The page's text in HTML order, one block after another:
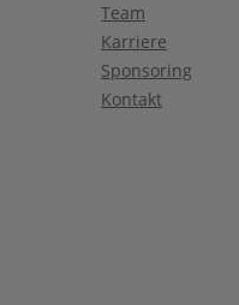
Team
Karriere
Sponsoring
Kontakt